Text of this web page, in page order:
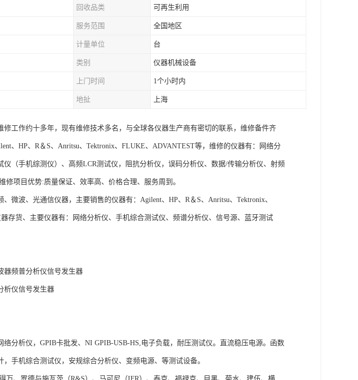
回收品类 可再生利用
服务范围 全国地区
计量单位 台
类别 仪器机械设备
上门时间 1个小时内
地扯 上海
工作约十多年，现有维修技术多名，与全球各仪器生产商有密切的联系，维修备件齐
、HP、R＆S、Anritsu、Tektronix、FLUKE、ADVANTEST等，维修的仪器有：网络分
（手机综测仪）、高频LCR测试仪，阻抗分析仪，误码分析仪、数据/传输分析仪、射频
项目优势:质量保证、效率高、价格合理、服务周到。
微波、光通信仪器，主要销售的仪器有：Agilent、HP、R＆S、Anritsu、Tektronix、
存货、主要仪器有：网络分析仪、手机综合测试仪、频谱分析仪、信号源、蓝牙测试
器频普分析仪信号发生器
析仪信号发生器
络分析仪，GPIB卡批发、NI GPIB-USB-HS,电子负载，耐压测试仪。直流稳压电源。函数
手机综合测试仪，安规综合分析仪、变频电源、等测试设备。